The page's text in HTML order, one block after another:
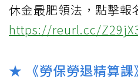
休金最肥領法，點擊報
https://reurl.cc/
★ 《勞保勞退精算課